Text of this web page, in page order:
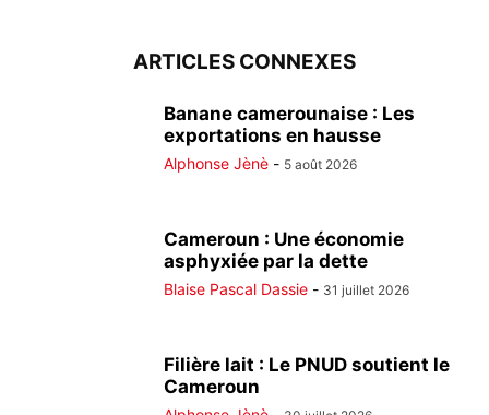
ARTICLES CONNEXES
Banane camerounaise : Les
exportations en hausse
Alphonse Jènè - 5 août 2026
Cameroun : Une économie
asphyxiée par la dette
Blaise Pascal Dassie - 31 juillet 2026
Filière lait : Le PNUD soutient le
Cameroun